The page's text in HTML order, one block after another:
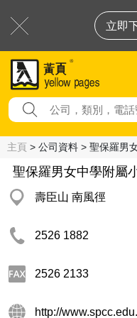
立即
主頁 > 公司資料 > 聖保羅男
聖保羅男女中學附屬
壽臣山 南風徑
2526 1882
2526 2133
http://